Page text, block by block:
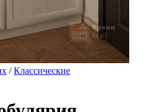
/Классические